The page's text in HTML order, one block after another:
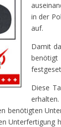
in der
auf.
Damit
Diese
benötigten
Unterfertigung